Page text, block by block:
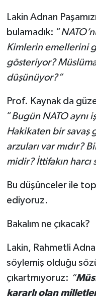
Lakin Adnan
bulamadık: “
Kimlerin emellerini
gösteriyor?
düşünüyor?”
Prof. Kaynak da
“Bugün NATO aynı
Hakikaten bir savaş
arzuları var mıdır?
midir? İttifakın har­cı
Bu düşünceler ile
ediyoruz.
Bakalım ne çıkacak?
Lakin, Rahmetli
söylemiş olduğu
çıkartmıyoruz: “
kararlı olan